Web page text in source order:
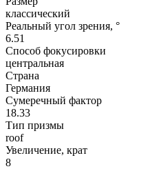
классический
Реальный угол зрения, °
6.51
Способ фокусировки
центральная
Страна
Германия
Сумеречный фактор
18.33
Тип призмы
roof
Увеличение, крат
8